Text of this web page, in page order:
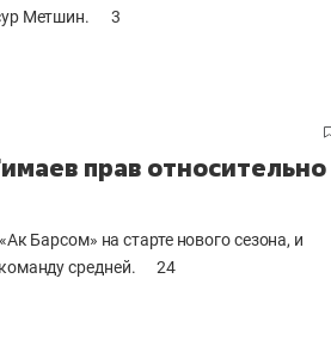
Метшин.
3
прав относительно
Барсом» на старте нового сезона, и
средней. 24
Артамонова-Эстес –
шестая